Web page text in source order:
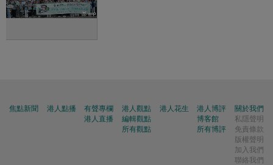
焦點新聞 港人點播
有聲專欄
港人直播
港人觀點
編輯觀點
所有觀點
港人花生
港人博評
博客館
所有博評
關於我們
私隱聲明
免責條款
版權聲明
加入我們
聯絡我們